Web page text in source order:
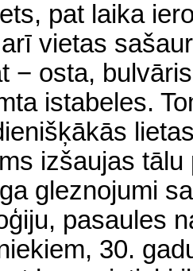
pat laika
vietas
− osta,
istabeles.
izšaujas
gleznojumi
pasaules
30.